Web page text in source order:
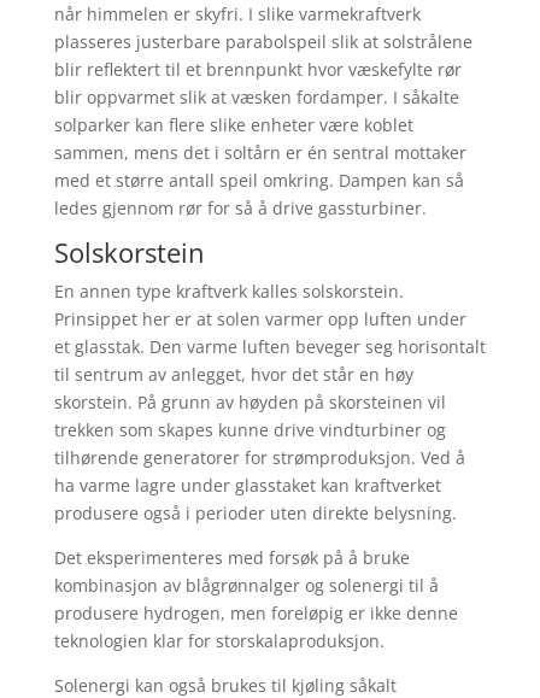
når himmelen er skyfri. I slike varmekraftverk
plasseres justerbare parabolspeil slik at solstrålene
blir reflektert til et brennpunkt hvor væskefylte rør
blir oppvarmet slik at væsken fordamper. I såkalte
solparker kan flere slike enheter være koblet
sammen, mens det i soltårn er én sentral mottaker
med et større antall speil omkring. Dampen kan så
ledes gjennom rør for så å drive gassturbiner.
Solskorstein
En annen type kraftverk kalles solskorstein.
Prinsippet her er at solen varmer opp luften under
et glasstak. Den varme luften beveger seg horisontalt
til sentrum av anlegget, hvor det står en høy
skorstein. På grunn av høyden på skorsteinen vil
trekken som skapes kunne drive vindturbiner og
tilhørende generatorer for strømproduksjon. Ved å
ha varme lagre under glasstaket kan kraftverket
produsere også i perioder uten direkte belysning.
Det eksperimenteres med forsøk på å bruke
kombinasjon av blågrønnalger og solenergi til å
produsere hydrogen, men foreløpig er ikke denne
teknologien klar for storskalaproduksjon.
Solenergi kan også brukes til kjøling såkalt